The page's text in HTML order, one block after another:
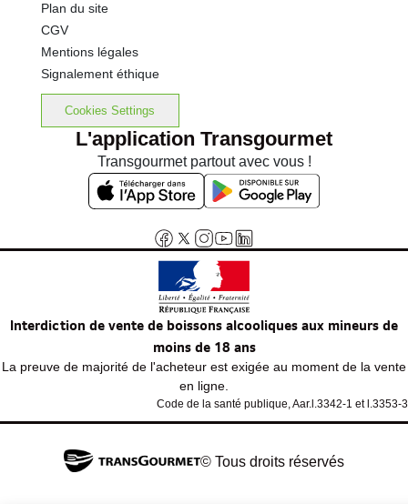
Plan du site
CGV
Mentions légales
Signalement éthique
Cookies Settings
L'application Transgourmet
Transgourmet partout avec vous !
Interdiction de vente de boissons alcooliques aux mineurs de
moins de 18 ans
La preuve de majorité de l'acheteur est exigée au moment de la vente
en ligne.
Code de la santé publique, Aar.l.3342-1 et l.3353-3
© Tous droits réservés